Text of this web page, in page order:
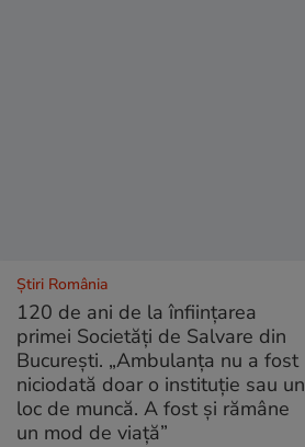
Știri România
120 de ani de la înființarea
primei Societăți de Salvare din
București. „Ambulanța nu a fost
niciodată doar o instituție sau un
loc de muncă. A fost și rămâne
un mod de viață”